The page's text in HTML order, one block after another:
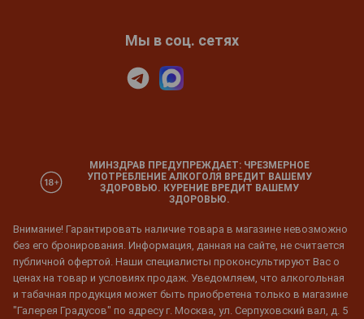
Мы в соц. сетях
МИНЗДРАВ ПРЕДУПРЕЖДАЕТ: ЧРЕЗМЕРНОЕ
УПОТРЕБЛЕНИЕ АЛКОГОЛЯ ВРЕДИТ ВАШЕМУ
ЗДОРОВЬЮ. КУРЕНИЕ ВРЕДИТ ВАШЕМУ
ЗДОРОВЬЮ.
Внимание! Гарантировать наличие товара в магазине невозможно
без его бронирования. Информация, данная на сайте, не считается
публичной офертой. Наши специалисты проконсультируют Вас о
ценах на товар и условиях продаж. Уведомляем, что алкогольная
и табачная продукция может быть приобретена только в магазине
"Галерея Градусов" по адресу г. Москва, ул. Серпуховский вал, д. 5